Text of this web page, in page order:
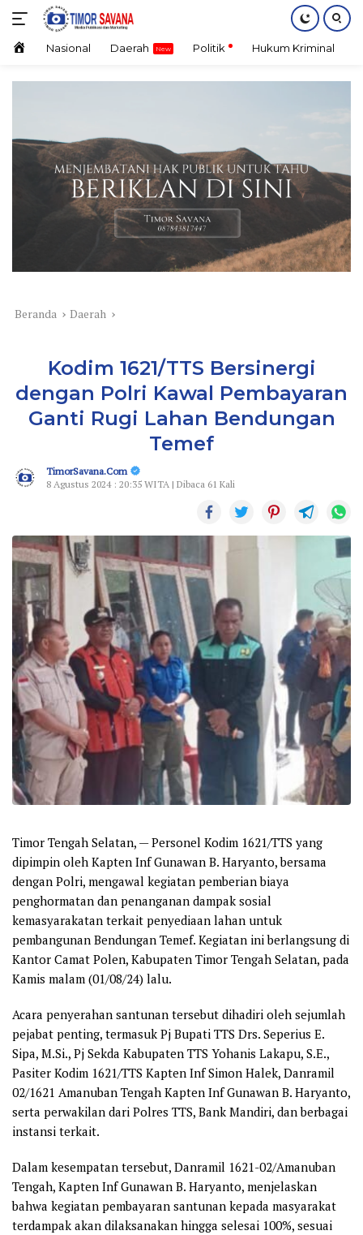
Langsung
konten HomeNasional Daerah Politik Hukum Kriminal
Beranda Daerah
Kodim 1621/TTS Bersinergi
dengan Polri Kawal Pembayaran
Ganti Rugi Lahan Bendungan
Temef
TimorSavana.Com
8 Agustus 2024 : 20:35 WITA | Dibaca 61 Kali
Timor Tengah Selatan, — Personel Kodim 1621/TTS yang
dipimpin oleh Kapten Inf Gunawan B. Haryanto, bersama
dengan Polri, mengawal kegiatan pemberian biaya
penghormatan dan penanganan dampak sosial
kemasyarakatan terkait penyediaan lahan untuk
pembangunan Bendungan Temef. Kegiatan ini berlangsung di
Kantor Camat Polen, Kabupaten Timor Tengah Selatan, pada
Kamis malam (01/08/24) lalu.
Acara penyerahan santunan tersebut dihadiri oleh sejumlah
pejabat penting, termasuk Pj Bupati TTS Drs. Seperius E.
Sipa, M.Si., Pj Sekda Kabupaten TTS Yohanis Lakapu, S.E.,
Pasiter Kodim 1621/TTS Kapten Inf Simon Halek, Danramil
02/1621 Amanuban Tengah Kapten Inf Gunawan B. Haryanto,
serta perwakilan dari Polres TTS, Bank Mandiri, dan berbagai
instansi terkait.
Dalam kesempatan tersebut, Danramil 1621-02/Amanuban
Tengah, Kapten Inf Gunawan B. Haryanto, menjelaskan
bahwa kegiatan pembayaran santunan kepada masyarakat
terdampak akan dilaksanakan hingga selesai 100%, sesuai